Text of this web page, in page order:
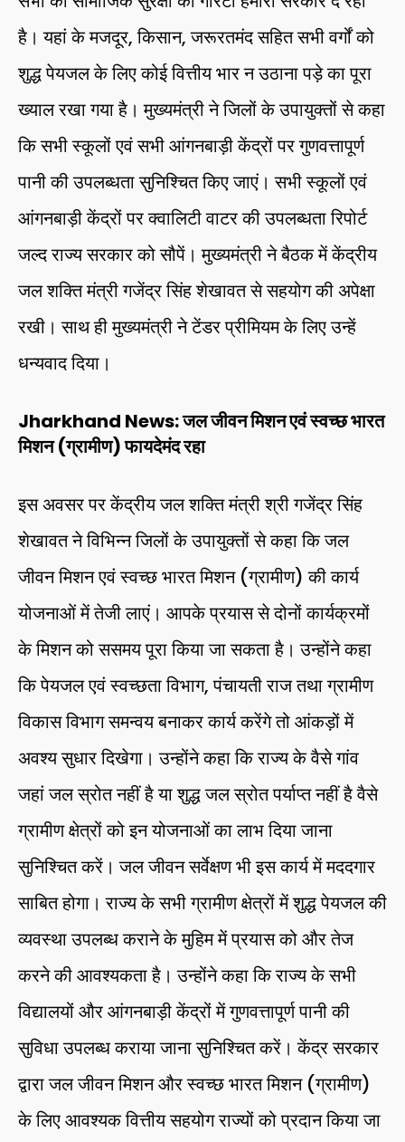
है। यहां के मजदूर, किसान, जरूरतमंद सहित सभी वर्गों को
शुद्ध पेयजल के लिए कोई वित्तीय भार न उठाना पड़े का पूरा
ख्याल रखा गया है। मुख्यमंत्री ने जिलों के उपायुक्तों से कहा
कि सभी स्कूलों एवं सभी आंगनबाड़ी केंद्रों पर गुणवत्तापूर्ण
पानी की उपलब्धता सुनिश्चित किए जाएं। सभी स्कूलों एवं
आंगनबाड़ी केंद्रों पर क्वालिटी वाटर की उपलब्धता रिपोर्ट
जल्द राज्य सरकार को सौपें। मुख्यमंत्री ने बैठक में केंद्रीय
जल शक्ति मंत्री गजेंद्र सिंह शेखावत से सहयोग की अपेक्षा
रखी। साथ ही मुख्यमंत्री ने टेंडर प्रीमियम के लिए उन्हें
धन्यवाद दिया।
Jharkhand News: जल जीवन मिशन एवं स्वच्छ भारत
मिशन (ग्रामीण) फायदेमंद रहा
इस अवसर पर केंद्रीय जल शक्ति मंत्री श्री गजेंद्र सिंह
शेखावत ने विभिन्न जिलों के उपायुक्तों से कहा कि जल
जीवन मिशन एवं स्वच्छ भारत मिशन (ग्रामीण) की कार्य
योजनाओं में तेजी लाएं। आपके प्रयास से दोनों कार्यक्रमों
के मिशन को ससमय पूरा किया जा सकता है। उन्होंने कहा
कि पेयजल एवं स्वच्छता विभाग, पंचायती राज तथा ग्रामीण
विकास विभाग समन्वय बनाकर कार्य करेंगे तो आंकड़ों में
अवश्य सुधार दिखेगा। उन्होंने कहा कि राज्य के वैसे गांव
जहां जल स्रोत नहीं है या शुद्ध जल स्रोत पर्याप्त नहीं है वैसे
ग्रामीण क्षेत्रों को इन योजनाओं का लाभ दिया जाना
सुनिश्चित करें। जल जीवन सर्वेक्षण भी इस कार्य में मददगार
साबित होगा। राज्य के सभी ग्रामीण क्षेत्रों में शुद्ध पेयजल की
व्यवस्था उपलब्ध कराने के मुहिम में प्रयास को और तेज
करने की आवश्यकता है। उन्होंने कहा कि राज्य के सभी
विद्यालयों और आंगनबाड़ी केंद्रों में गुणवत्तापूर्ण पानी की
सुविधा उपलब्ध कराया जाना सुनिश्चित करें। केंद्र सरकार
द्वारा जल जीवन मिशन और स्वच्छ भारत मिशन (ग्रामीण)
के लिए आवश्यक वित्तीय सहयोग राज्यों को प्रदान किया जा